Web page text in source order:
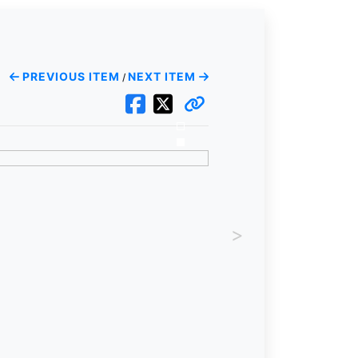
PREVIOUS ITEM / NEXT ITEM
>